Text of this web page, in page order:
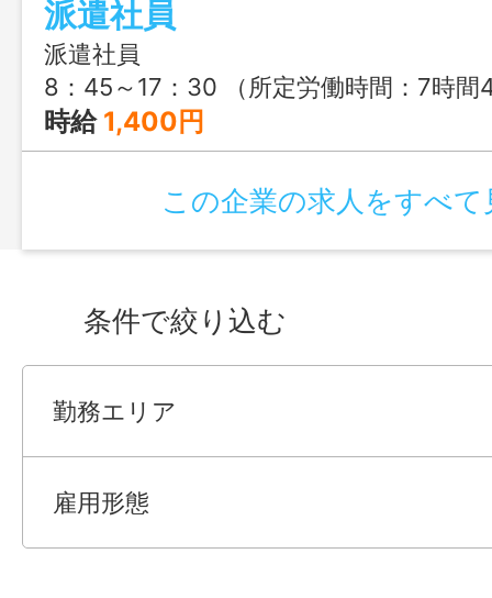
派遣社員
派遣社員
8：45～17：30 （所定労働時間：7時間45分） ※昼休憩：11：30～
時給 1,400円
この企業の求人をすべて
条件で絞り込む
勤務エリア
雇用形態